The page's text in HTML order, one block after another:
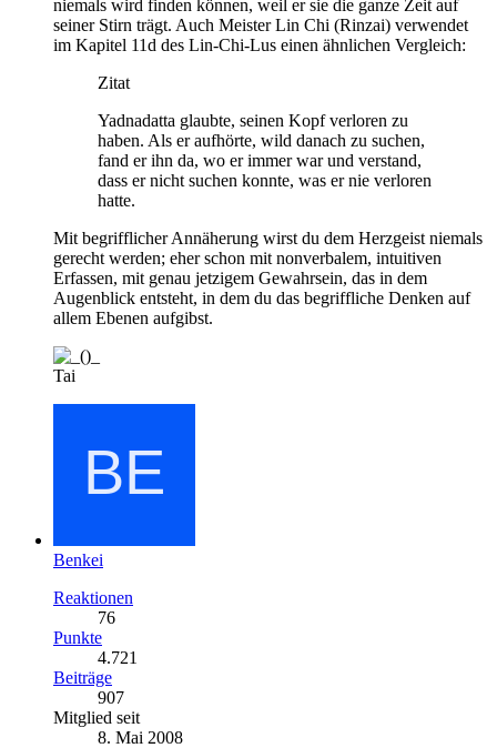
niemals wird finden können, weil er sie die ganze Zeit auf
seiner Stirn trägt. Auch Meister Lin Chi (Rinzai) verwendet
im Kapitel 11d des Lin-Chi-Lus einen ähnlichen Vergleich:
Zitat
Yadnadatta glaubte, seinen Kopf verloren zu
haben. Als er aufhörte, wild danach zu suchen,
fand er ihn da, wo er immer war und verstand,
dass er nicht suchen konnte, was er nie verloren
hatte.
Mit begrifflicher Annäherung wirst du dem Herzgeist niemals
gerecht werden; eher schon mit nonverbalem, intuitiven
Erfassen, mit genau jetzigem Gewahrsein, das in dem
Augenblick entsteht, in dem du das begriffliche Denken auf
allem Ebenen aufgibst.
Tai
Benkei
Reaktionen
76
Punkte
4.721
Beiträge
907
Mitglied seit
8. Mai 2008